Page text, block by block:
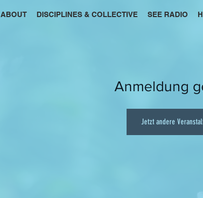
ABOUT DISCIPLINES & COLLECTIVE SEE RADIO
Anmeldung
Jetzt andere